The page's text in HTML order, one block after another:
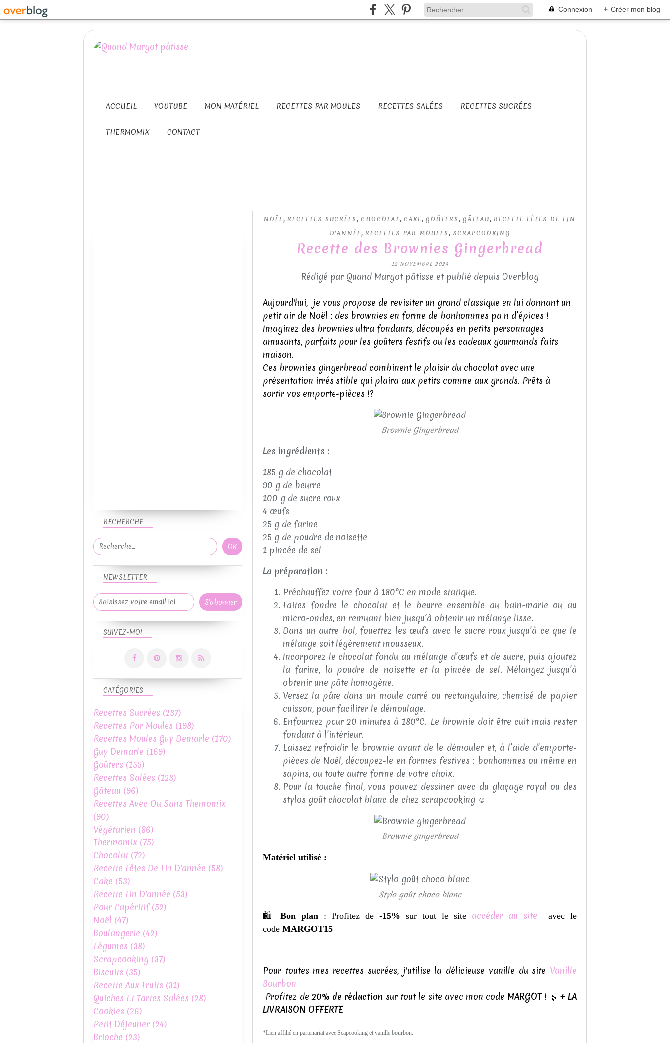
Connexion + Créer mon blog
ACCUEIL YOUTUBE MON MATÉRIEL RECETTES PAR MOULES RECETTES SALÉES RECETTES SUCRÉES
THERMOMIX CONTACT
NOËL, RECETTES SUCRÉES , CHOCOLAT, CAKE, GOÛTERS , GÂTEAU, RECETTE FÊTES DE FIN
D'ANNÉE, RECETTES PAR MOULES , SCRAPCOOKING
Recette des Brownies Gingerbread
12 NOVEMBRE 2024
Rédigé par Quand Margot pâtisse et publié depuis Overblog
Aujourd'hui, je vous propose de revisiter un grand classique en lui donnant un
petit air de Noël : des brownies en forme de bonhommes pain d’épices !
Imaginez des brownies ultra fondants, découpés en petits personnages
amusants, parfaits pour les goûters festifs ou les cadeaux gourmands faits
maison.
Ces brownies gingerbread combinent le plaisir du chocolat avec une
présentation irrésistible qui plaira aux petits comme aux grands. Prêts à
sortir vos emporte-pièces !?
Brownie Gingerbread
Les ingrédients :
185 g de chocolat
90 g de beurre
100 g de sucre roux
4 œufs
25 g de farine
25 g de poudre de noisette
1 pincée de sel
La préparation :
Préchauffez votre four à 180°C en mode statique.
Faites fondre le chocolat et le beurre ensemble au bain-marie ou au
micro-ondes, en remuant bien jusqu’à obtenir un mélange lisse.
Dans un autre bol, fouettez les œufs avec le sucre roux jusqu’à ce que le
mélange soit légèrement mousseux.
Incorporez le chocolat fondu au mélange d’œufs et de sucre, puis ajoutez
la farine, la poudre de noisette et la pincée de sel. Mélangez jusqu’à
obtenir une pâte homogène.
Versez la pâte dans un moule carré ou rectangulaire, chemisé de papier
cuisson, pour faciliter le démoulage.
Enfournez pour 20 minutes à 180°C. Le brownie doit être cuit mais rester
fondant à l’intérieur.
Laissez refroidir le brownie avant de le démouler et, à l’aide d’emporte-
pièces de Noël, découpez-le en formes festives : bonhommes ou même en
sapins, ou toute autre forme de votre choix.
Pour la touche final, vous pouvez dessiner avec du glaçage royal ou des
stylos goût chocolat blanc de chez scrapcooking ☺️
Brownie gingerbread
Matériel utilisé :
Stylo goût choco blanc
🛍 Bon plan : Profitez de -15% sur tout le site accéder au site
avec le
code MARGOT15
Pour toutes mes recettes sucrées, j'utilise la délicieuse vanille du site Vanille
Bourbon
Profitez de 20% de réduction sur tout le site avec mon code MARGOT ! 🌿 + LA
LIVRAISON OFFERTE
*Lien affilié en partenariat avec Scapcooking et vanille bourbon.
NEWSLETTER
SUIVEZ-MOI
RECHERCHE
CATÉGORIES
Recettes Sucrées (237)
Recettes Par Moules (198)
Recettes Moules Guy Demarle (170)
Guy Demarle (169)
Goûters (155)
Recettes Salées (123)
Gâteau (96)
Recettes Avec Ou Sans Themomix
(90)
Végétarien (86)
Thermomix (75)
Chocolat(72)
Recette Fêtes De Fin D'année (58)
Cake (53)
Recette Fin D'année (53)
Pour L'apéritif(52)
Noël (47)
Boulangerie (42)
Légumes (38)
Scrapcooking (37)
Biscuits (35)
Recette Aux Fruits (31)
Quiches Et Tartes Salées (28)
Cookies (26)
Petit Déjeuner (24)
Brioche (23)